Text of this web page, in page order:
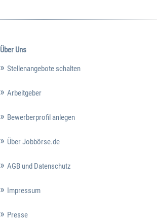
Über Uns
Stellenangebote schalten
Arbeitgeber
Bewerberprofil anlegen
Über Jobbörse.de
AGB und Datenschutz
Impressum
Presse